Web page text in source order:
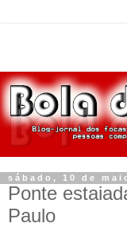
sábado, 10 de
Ponte
Paulo